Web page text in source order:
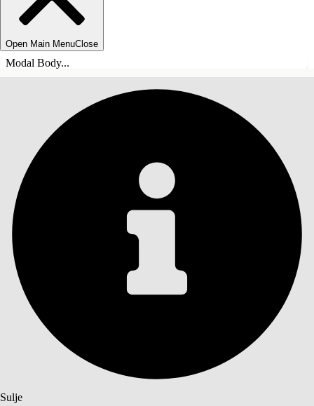
Open Main MenuClose
Modal Body...
Sulje
SISÄLLYSLUETTELO